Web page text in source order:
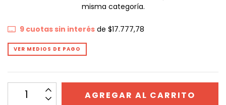
misma categoría.
9cuotas sin interésde $17.777,78
VER MEDIOS DE PAGO